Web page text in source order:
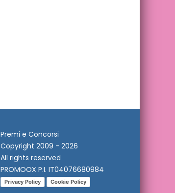
Premi e Concorsi
Copyright 2009 - 2026
All rights reserved
PROMOOX P.I. IT04076680984
Privacy Policy Cookie Policy